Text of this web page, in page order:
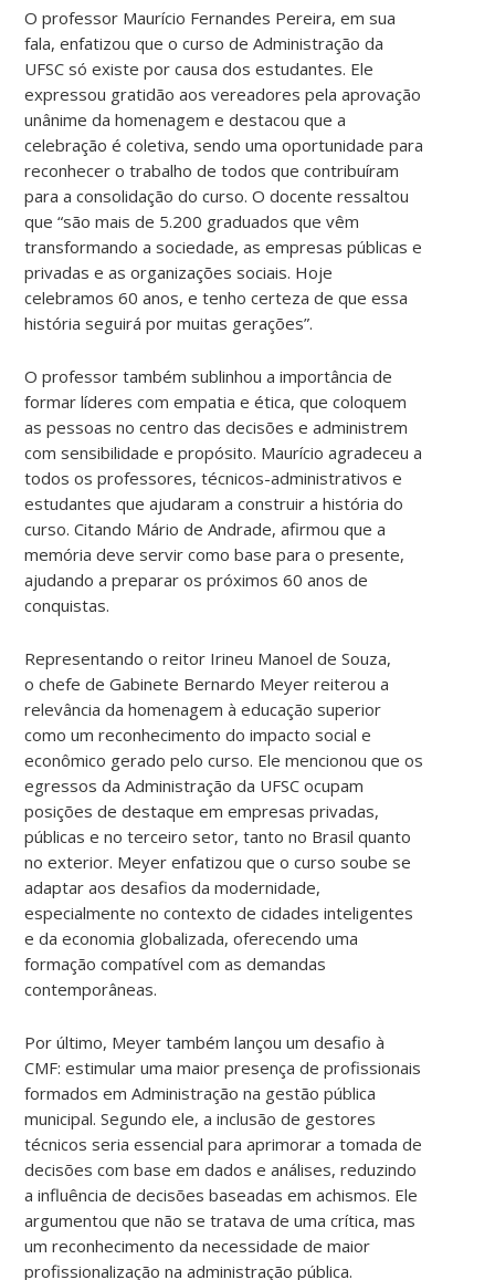
O professor Maurício Fernandes Pereira, em sua
fala, enfatizou que o curso de Administração da
UFSC só existe por causa dos estudantes. Ele
expressou gratidão aos vereadores pela aprovação
unânime da homenagem e destacou que a
celebração é coletiva, sendo uma oportunidade para
reconhecer o trabalho de todos que contribuíram
para a consolidação do curso. O docente ressaltou
que “são mais de 5.200 graduados que vêm
transformando a sociedade, as empresas públicas e
privadas e as organizações sociais. Hoje
celebramos 60 anos, e tenho certeza de que essa
história seguirá por muitas gerações”.
O professor também sublinhou a importância de
formar líderes com empatia e ética, que coloquem
as pessoas no centro das decisões e administrem
com sensibilidade e propósito. Maurício agradeceu a
todos os professores, técnicos-administrativos e
estudantes que ajudaram a construir a história do
curso. Citando Mário de Andrade, afirmou que a
memória deve servir como base para o presente,
ajudando a preparar os próximos 60 anos de
conquistas.
Representando o reitor Irineu Manoel de Souza,
o chefe de Gabinete Bernardo Meyer reiterou a
relevância da homenagem à educação superior
como um reconhecimento do impacto social e
econômico gerado pelo curso. Ele mencionou que os
egressos da Administração da UFSC ocupam
posições de destaque em empresas privadas,
públicas e no terceiro setor, tanto no Brasil quanto
no exterior. Meyer enfatizou que o curso soube se
adaptar aos desafios da modernidade,
especialmente no contexto de cidades inteligentes
e da economia globalizada, oferecendo uma
formação compatível com as demandas
contemporâneas.
Por último, Meyer também lançou um desafio à
CMF: estimular uma maior presença de profissionais
formados em Administração na gestão pública
municipal. Segundo ele, a inclusão de gestores
técnicos seria essencial para aprimorar a tomada de
decisões com base em dados e análises, reduzindo
a influência de decisões baseadas em achismos. Ele
argumentou que não se tratava de uma crítica, mas
um reconhecimento da necessidade de maior
profissionalização na administração pública.